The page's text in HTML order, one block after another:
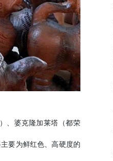
、婆克隆加莱塔（都荣
要为鲜红色、高硬度的